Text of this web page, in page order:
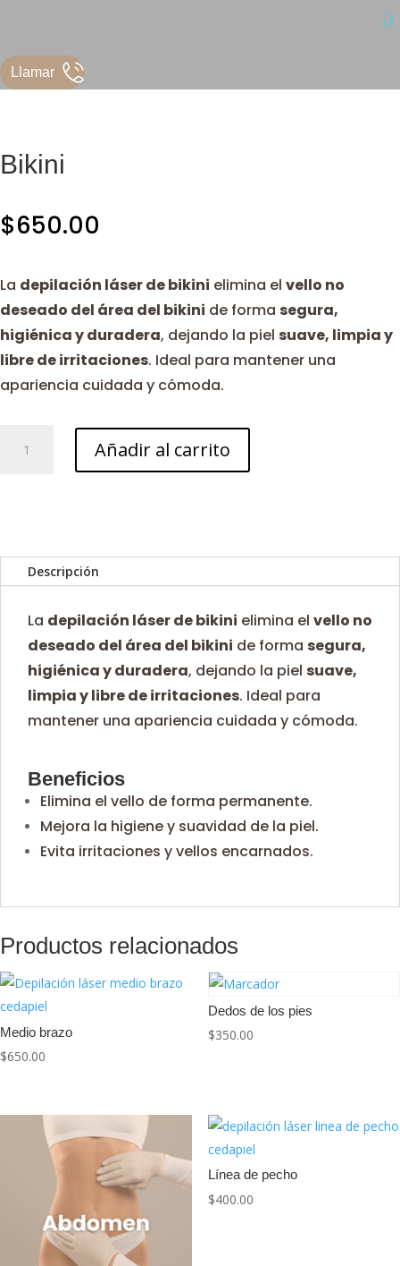
Llamar
Bikini
$650.00
La depilación láser de bikini elimina el vello no
deseado del área del bikini de forma segura,
higiénica y duradera, dejando la piel suave, limpia y
libre de irritaciones. Ideal para mantener una
apariencia cuidada y cómoda.
cantidad
Añadir al carrito
Descripción
La depilación láser de bikini elimina el vello no
deseado del área del bikini de forma segura,
higiénica y duradera, dejando la piel suave,
limpia y libre de irritaciones. Ideal para
mantener una apariencia cuidada y cómoda.
Beneficios
Elimina el vello de forma permanente.
Mejora la higiene y suavidad de la piel.
Evita irritaciones y vellos encarnados.
Productos relacionados
Medio brazo
$650.00
Dedos de los pies
$350.00
Línea de pecho
$400.00